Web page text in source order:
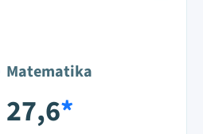
Matematika
27,6*